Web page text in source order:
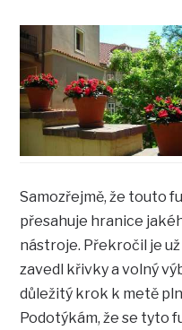
Samozřejmě, že touto
přesahuje hranice
nástroje. Překročil je
zavedl křivky a volný
důležitý krok k metě
Podotýkám, že se tyto